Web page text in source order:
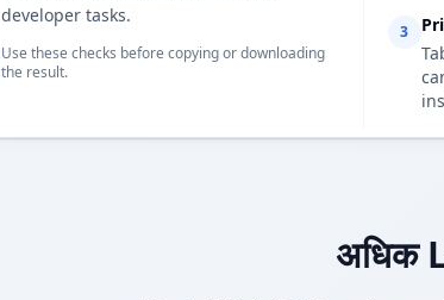
developer tasks.
Use these checks before copying or downloading
the result.
3
अधिक